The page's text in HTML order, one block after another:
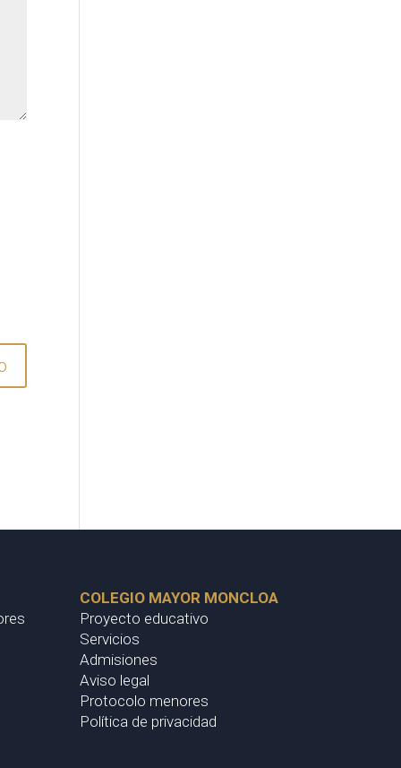
COLEGIO MAYOR MONCLOA
Proyecto educativo
Servicios
Admisiones
Aviso legal
Protocolo menores
Política de privacidad